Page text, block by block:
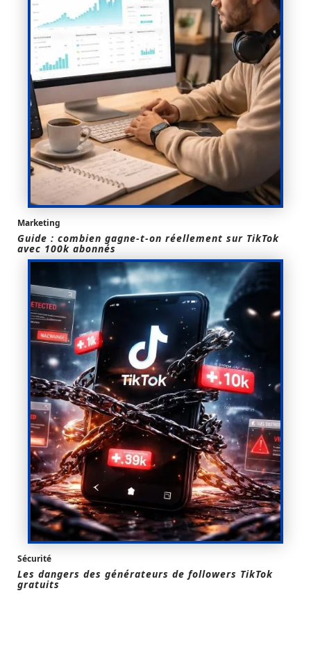
Marketing
Guide : combien gagne-t-on réellement sur TikTok
avec 100k abonnés
Sécurité
Les dangers des générateurs de followers TikTok
gratuits